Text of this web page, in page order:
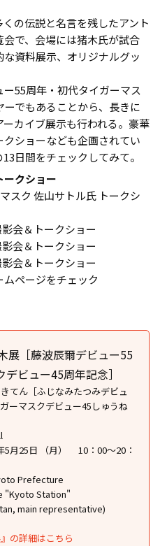
の伝説と名言を残したアント
で、会場には猪木氏が試合
資料展示、オリジナルグッ
55周年・初代タイガーマス
でもあることから、長きに
カイブ展示も行われる。豪華
ショーなども企画されてい
日間をチェックしてみて。
ークショー
スク 佐⼭サトル⽒ トークシ
会＆トークショー
会＆トークショー
会＆トークショー
ページをチェック
展［藤波⾠爾デビュー55
ビュー45周年記念］
てん［ふじなみたつみデビュ
ーマスクデビュー45しゅうね
5月25日 （月） 10：00～20：
Prefecture
"Kyoto Station"
main representative)
の詳細はこちら